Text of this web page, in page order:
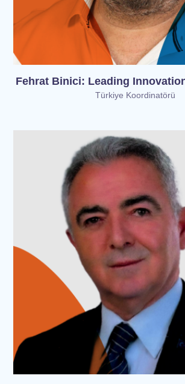
Fehrat Binici: Leading
Türkiye Koordinatörü